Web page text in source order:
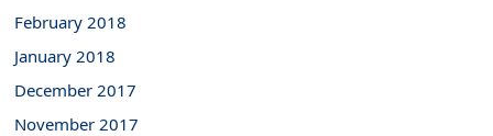
February 2018
January 2018
December 2017
November 2017